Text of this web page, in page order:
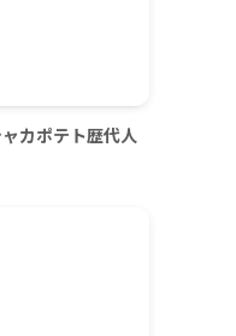
カポテト歴代人